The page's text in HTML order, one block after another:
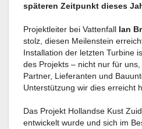
späteren Zeitpunkt dieses
Projektleiter bei Vattenfall Ian
stolz, diesen Meilenstein
Installation der letzten Turbine
des Projekts – nicht nur für
Partner, Lieferanten und
Unterstützung wir dies erreicht
Das Projekt Hollandse Kust
entwickelt wurde und sich im